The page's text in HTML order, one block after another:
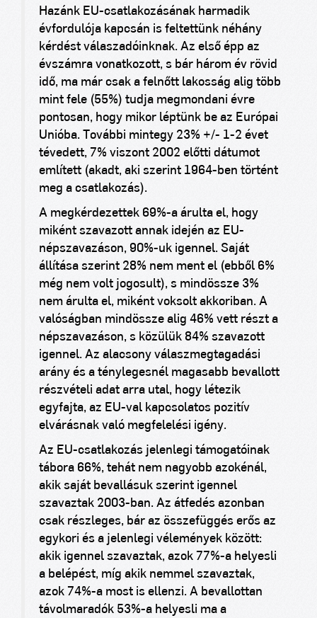
Hazánk EU-csatlakozásának harmadik
évfordulója kapcsán is feltettünk néhány
kérdést válaszadóinknak. Az első épp az
évszámra vonatkozott, s bár három év rövid
idő, ma már csak a felnőtt lakosság alig több
mint fele (55%) tudja megmondani évre
pontosan, hogy mikor léptünk be az Európai
Unióba. További mintegy 23% +/- 1-2 évet
tévedett, 7% viszont 2002 előtti dátumot
említett (akadt, aki szerint 1964-ben történt
meg a csatlakozás).
A megkérdezettek 69%-a árulta el, hogy
miként szavazott annak idején az EU-
népszavazáson, 90%-uk igennel. Saját
állítása szerint 28% nem ment el (ebből 6%
még nem volt jogosult), s mindössze 3%
nem árulta el, miként voksolt akkoriban. A
valóságban mindössze alig 46% vett részt a
népszavazáson, s közülük 84% szavazott
igennel. Az alacsony válaszmegtagadási
arány és a ténylegesnél magasabb bevallott
részvételi adat arra utal, hogy létezik
egyfajta, az EU-val kapcsolatos pozitív
elvárásnak való megfelelési igény.
Az EU-csatlakozás jelenlegi támogatóinak
tábora 66%, tehát nem nagyobb azokénál,
akik saját bevallásuk szerint igennel
szavaztak 2003-ban. Az átfedés azonban
csak részleges, bár az összefüggés erős az
egykori és a jelenlegi vélemények között:
akik igennel szavaztak, azok 77%-a helyesli
a belépést, míg akik nemmel szavaztak,
azok 74%-a most is ellenzi. A bevallottan
távolmaradók 53%-a helyesli ma a